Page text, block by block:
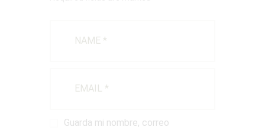
Guarda mi nombre, correo